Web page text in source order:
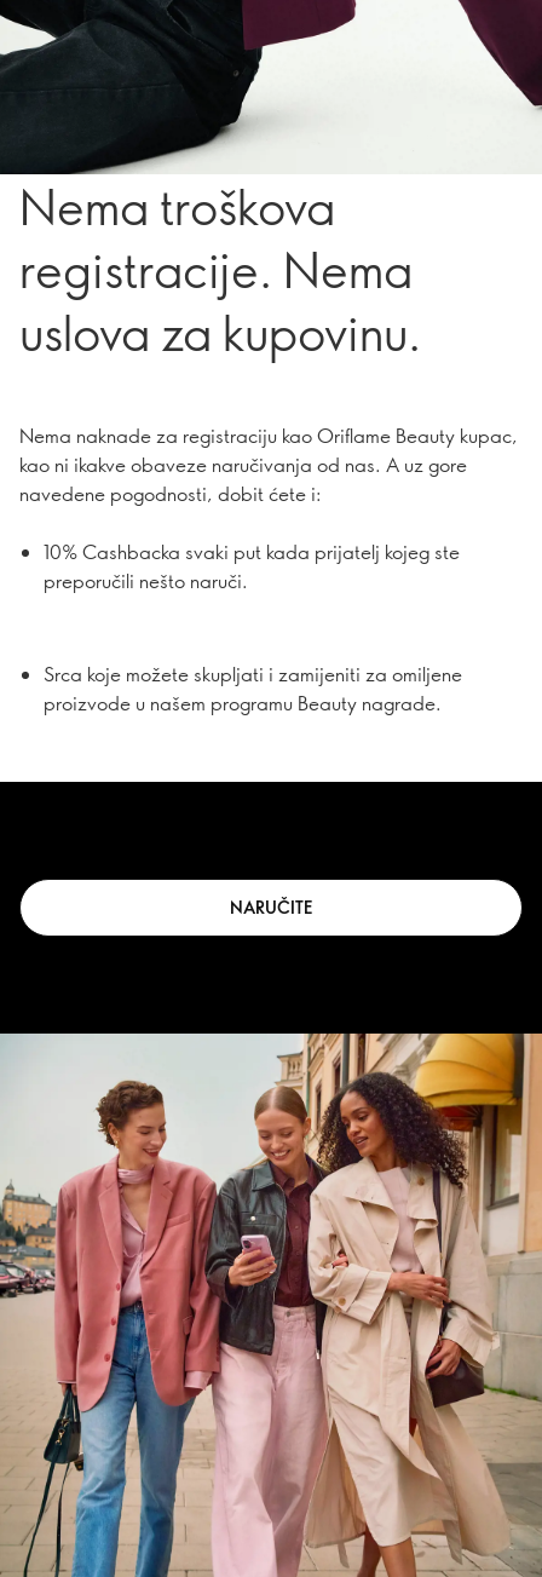
Nema troškova
registracije. Nema
uslova za kupovinu.
Nema naknade za registraciju kao Oriflame Beauty kupac,
kao ni ikakve obaveze naručivanja od nas. A uz gore
navedene pogodnosti, dobit ćete i:
10% Cashbacka svaki put kada prijatelj kojeg ste
preporučili nešto naruči.
Srca koje možete skupljati i zamijeniti za omiljene
proizvode u našem programu Beauty nagrade.
NARUČITE